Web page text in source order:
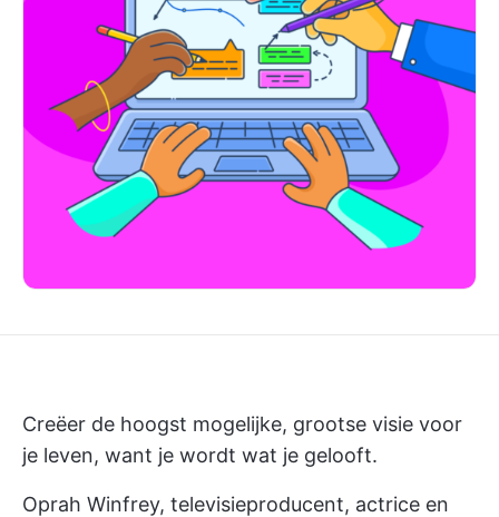
Creëer de hoogst mogelijke, grootse visie voor
je leven, want je wordt wat je gelooft.
Oprah Winfrey, televisieproducent, actrice en